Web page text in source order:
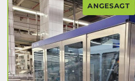
ANGESAGT